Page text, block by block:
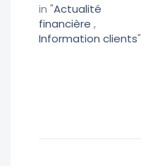
in "Actualité
financière ,
Information clients"